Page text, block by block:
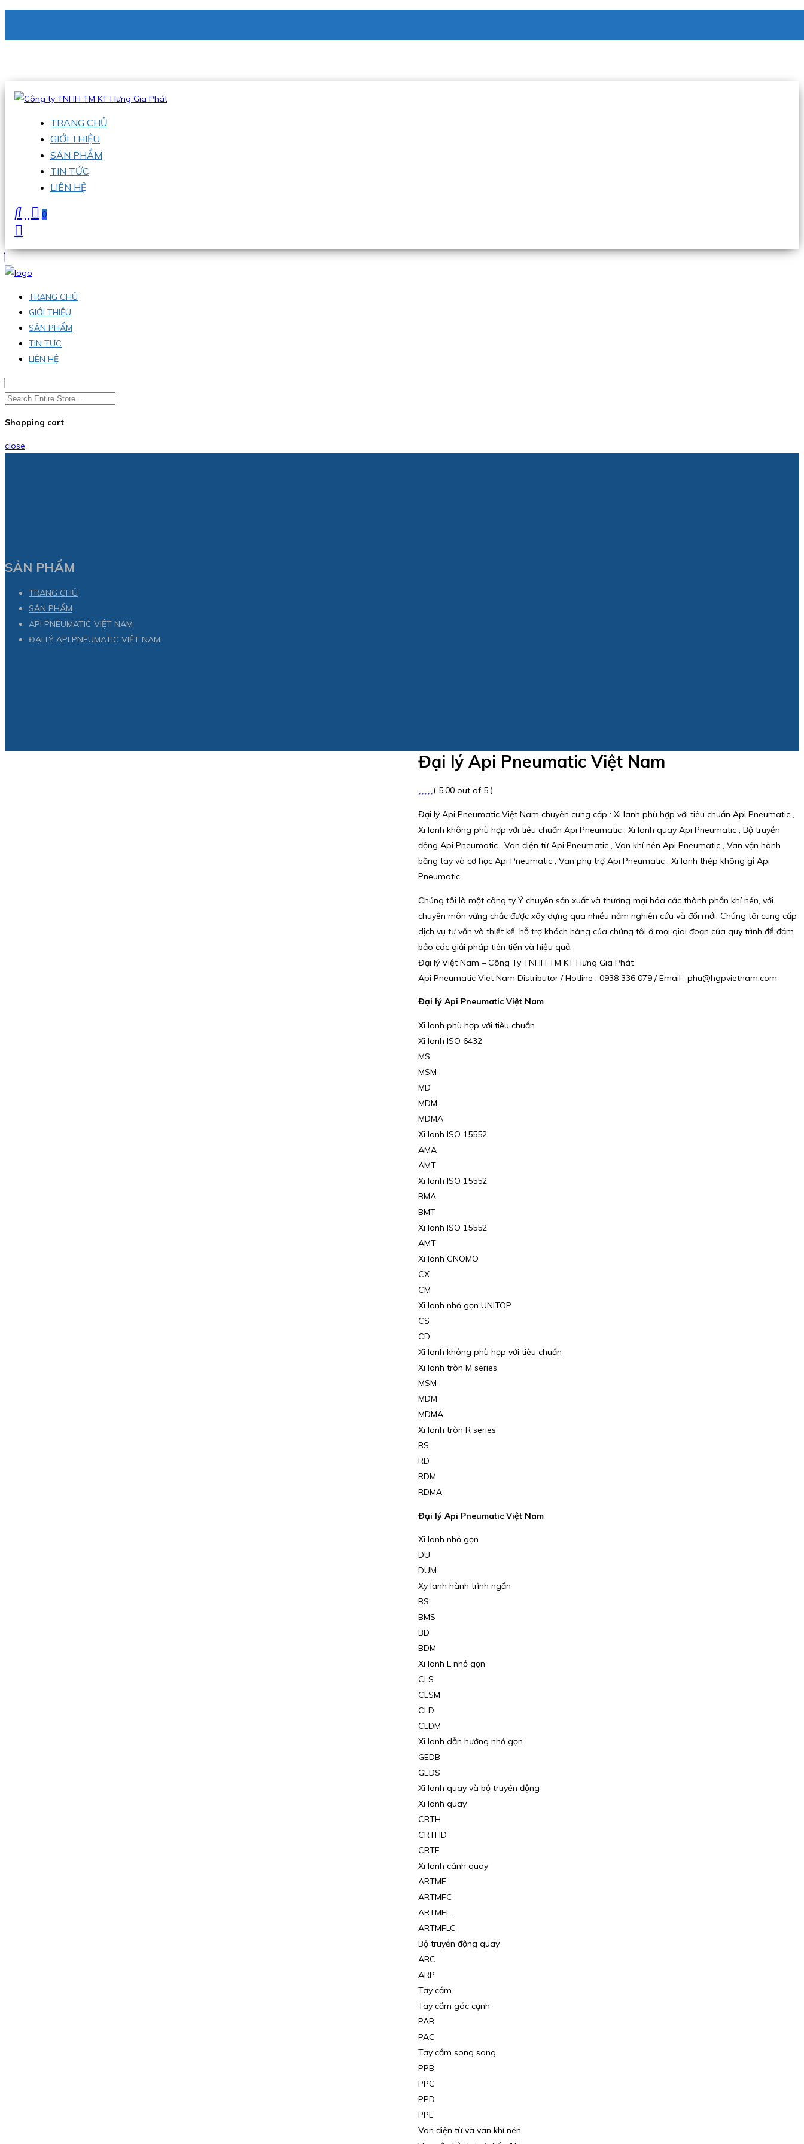
Hotline:0938 336 079
TRANG CHỦ
GIỚI THIỆU
SẢN PHẨM
TIN TỨC
LIÊN HỆ
0
TRANG CHỦ
GIỚI THIỆU
SẢN PHẨM
TIN TỨC
LIÊN HỆ
Shopping cart
close
SẢN PHẨM
TRANG CHỦ
SẢN PHẨM
API PNEUMATIC VIỆT NAM
ĐẠI LÝ API PNEUMATIC VIỆT NAM
Đại lý Api Pneumatic Việt Nam
( 5.00 out of 5 )
Đại lý Api Pneumatic Việt Nam chuyên cung cấp : Xi lanh phù hợp với tiêu chuẩn Api Pneumatic ,
Xi lanh không phù hợp với tiêu chuẩn Api Pneumatic , Xi lanh quay Api Pneumatic , Bộ truyền
động Api Pneumatic , Van điện từ Api Pneumatic , Van khí nén Api Pneumatic , Van vận hành
bằng tay và cơ học Api Pneumatic , Van phụ trợ Api Pneumatic , Xi lanh thép không gỉ Api
Pneumatic
Chúng tôi là một công ty Ý chuyên sản xuất và thương mại hóa các thành phần khí nén, với
chuyên môn vững chắc được xây dựng qua nhiều năm nghiên cứu và đổi mới. Chúng tôi cung cấp
dịch vụ tư vấn và thiết kế, hỗ trợ khách hàng của chúng tôi ở mọi giai đoạn của quy trình để đảm
bảo các giải pháp tiên tiến và hiệu quả.
Đại lý Việt Nam – Công Ty TNHH TM KT Hưng Gia Phát
Api Pneumatic Viet Nam Distributor / Hotline : 0938 336 079 / Email : phu@hgpvietnam.com
Đại lý Api Pneumatic Việt Nam
Xi lanh phù hợp với tiêu chuẩn
Xi lanh ISO 6432
MS
MSM
MD
MDM
MDMA
Xi lanh ISO 15552
AMA
AMT
Xi lanh ISO 15552
BMA
BMT
Xi lanh ISO 15552
AMT
Xi lanh CNOMO
CX
CM
Xi lanh nhỏ gọn UNITOP
CS
CD
Xi lanh không phù hợp với tiêu chuẩn
Xi lanh tròn M series
MSM
MDM
MDMA
Xi lanh tròn R series
RS
RD
RDM
RDMA
Đại lý Api Pneumatic Việt Nam
Xi lanh nhỏ gọn
DU
DUM
Xy lanh hành trình ngắn
BS
BMS
BD
BDM
Xi lanh L nhỏ gọn
CLS
CLSM
CLD
CLDM
Xi lanh dẫn hướng nhỏ gọn
GEDB
GEDS
Xi lanh quay và bộ truyền động
Xi lanh quay
CRTH
CRTHD
CRTF
Xi lanh cánh quay
ARTMF
ARTMFC
ARTMFL
ARTMFLC
Bộ truyền động quay
ARC
ARP
Tay cầm
Tay cầm góc cạnh
PAB
PAC
Tay cầm song song
PPB
PPC
PPD
PPE
Van điện từ và van khí nén